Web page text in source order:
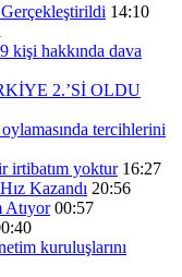
Gerçekleştirildi 14:10
kişi hakkında dava
2.’Sİ OLDU
tercihlerini
irtibatım yoktur 16:27
Kazandı 20:56
Atıyor 00:57
kuruluşlarını